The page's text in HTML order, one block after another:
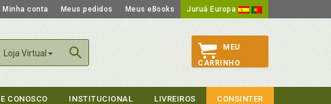
Minha conta Meus pedidos Meus eBooks Juruá Europa
Loja Virtual
MEU
CARRINHO
CONOSCO INSTITUCIONAL LIVREIROS CONSINTER